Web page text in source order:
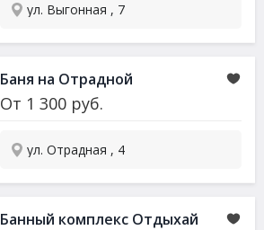
ул. Выгонная , 7
Баня на Отрадной
От 1 300 руб.
ул. Отрадная , 4
Банный комплекс Отдыхай